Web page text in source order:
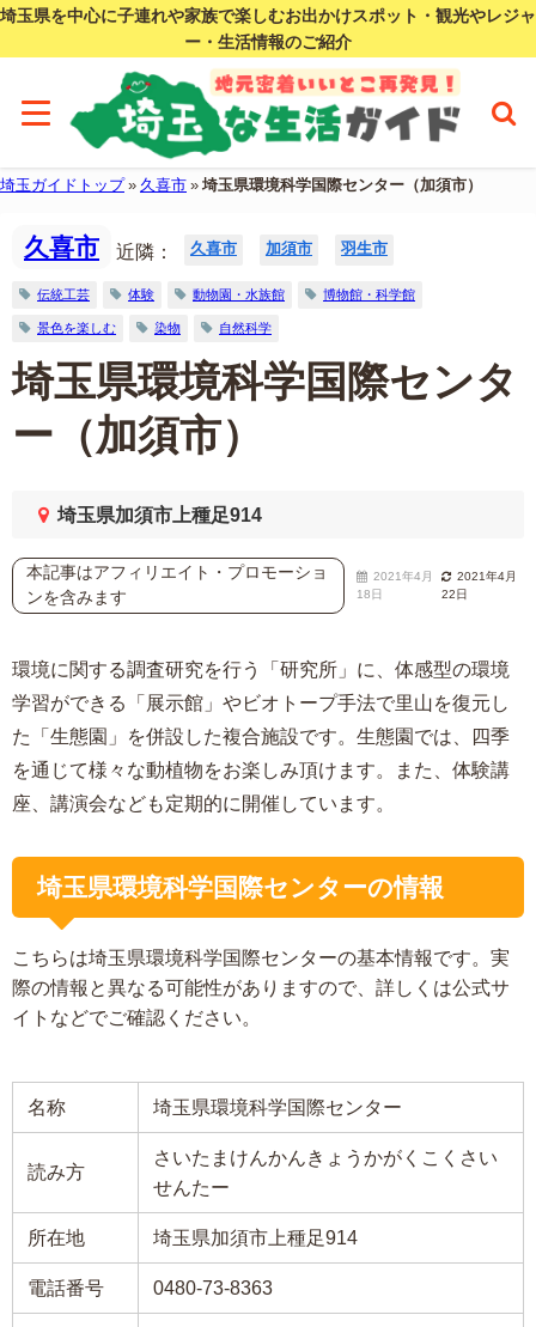
埼玉県を中心に子連れや家族で楽しむお出かけスポット・観光やレジャ
ー・生活情報のご紹介
埼玉ガイドトップ» 久喜市 » 埼玉県環境科学国際センター（加須市）
久喜市 近隣： 久喜市 加須市 羽生市
伝統工芸 体験 動物園・水族館 博物館・科学館
景色を楽しむ 染物 自然科学
埼玉県環境科学国際センタ
ー（加須市）
埼玉県加須市上種足914
本記事はアフィリエイト・プロモーショ
ンを含みます
2021年4月
18日
2021年4月
22日
環境に関する調査研究を行う「研究所」に、体感型の環境
学習ができる「展示館」やビオトープ手法で里山を復元し
た「生態園」を併設した複合施設です。生態園では、四季
を通じて様々な動植物をお楽しみ頂けます。また、体験講
座、講演会なども定期的に開催しています。
埼玉県環境科学国際センターの情報
こちらは埼玉県環境科学国際センターの基本情報です。実
際の情報と異なる可能性がありますので、詳しくは公式サ
イトなどでご確認ください。
名称 埼玉県環境科学国際センター
読み方
さいたまけんかんきょうかがくこくさい
せんたー
所在地 埼玉県加須市上種足914
電話番号 0480-73-8363